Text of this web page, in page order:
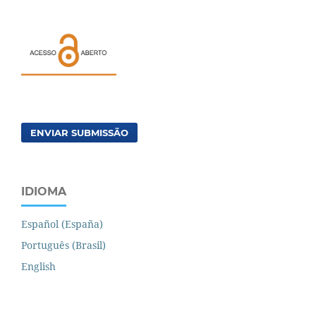
ENVIAR SUBMISSÃO
IDIOMA
Español (España)
Português (Brasil)
English